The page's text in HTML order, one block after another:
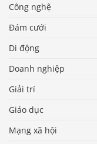
Công nghệ
Đám cưới
Di động
Doanh nghiệp
Giải trí
Giáo dục
Mạng xã hội